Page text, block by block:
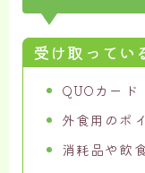
受け取ってい
QUOカード
外食用のポ
消耗品や飲